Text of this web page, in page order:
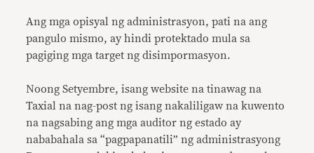
Ang mga opisyal ng administrasyon, pati na ang
pangulo mismo, ay hindi protektado mula sa
pagiging mga target ng disimpormasyon.
Noong Setyembre, isang website na tinawag na
Taxial na nag-post ng isang nakaliligaw na kuwento
na nagsabing ang mga auditor ng estado ay
nababahala sa “pagpapanatili” ng administrasyong